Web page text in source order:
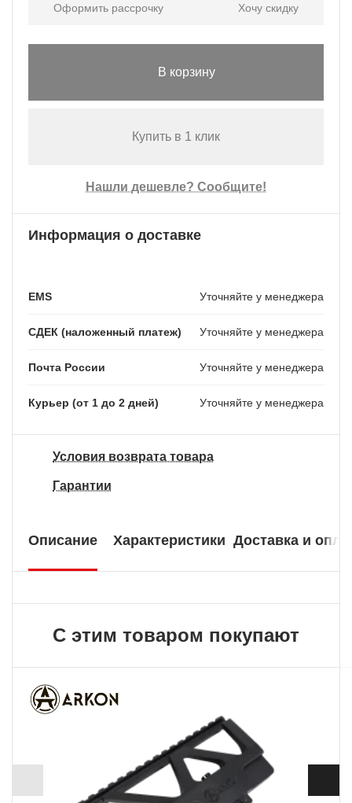
Оформить рассрочку Хочу скидку
В корзину
Купить в 1 клик
Нашли дешевле? Сообщите!
Информация о доставке
EMS Уточняйте у менеджера
СДЕК (наложенный платеж) Уточняйте у менеджера
Почта России Уточняйте у менеджера
Курьер (от 1 до 2 дней) Уточняйте у менеджера
Условия возврата товара
Гарантии
Описание Характеристики Доставка и
С этим товаром покупают